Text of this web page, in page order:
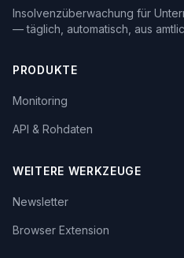
Insolvenzüberwachung für
— täglich, automatisch, aus
PRODUKTE
Monitoring
API & Rohdaten
WEITERE WERKZEUGE
Newsletter
Browser Extension